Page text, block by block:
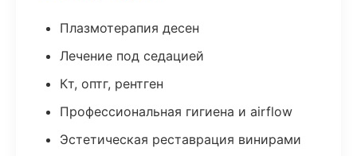
Плазмотерапия десен
Лечение под седацией
Кт, оптг, рентген
Профессиональная гигиена и airflow
Эстетическая реставрация винирами